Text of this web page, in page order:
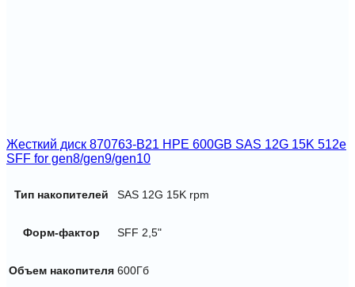
Жесткий диск 870763-B21 HPE 600GB SAS 12G 15K 512e
SFF for gen8/gen9/gen10
Тип накопителей SAS 12G 15K rpm
Форм-фактор SFF 2,5"
Объем накопителя 600Гб